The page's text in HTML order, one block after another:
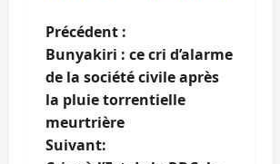
N
a
v
i
Précédent :
Bunyakiri : ce cri d’alarme
de la société civile après
la pluie torrentielle
meurtrière
Suivant: